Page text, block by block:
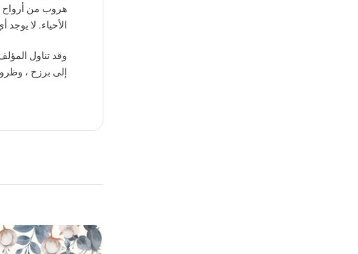
هروب من أرواح
الأحياء. لا
وقد تناول
إلى برزخ ،